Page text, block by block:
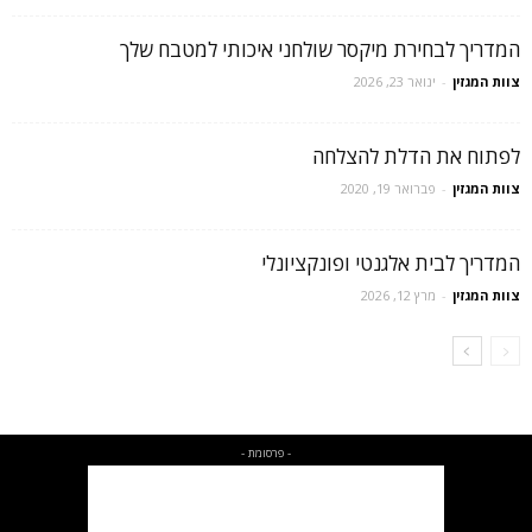
המדריך לבחירת מיקסר שולחני איכותי למטבח שלך
צוות המגזין - ינואר 23, 2026
לפתוח את הדלת להצלחה
צוות המגזין - פברואר 19, 2020
המדריך לבית אלגנטי ופונקציונלי
צוות המגזין - מרץ 12, 2026
- פרסומת -